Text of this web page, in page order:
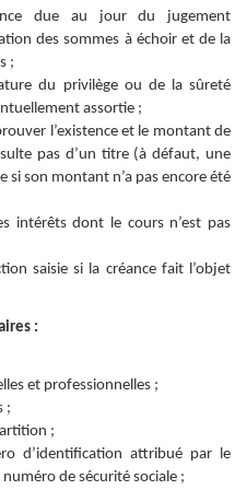
due au jour du jugement
des sommes à échoir et de la
;
du privilège ou de la sûreté
assortie ;
l’existence et le montant de
pas d’un titre (à défaut, une
si son montant n’a pas encore été
intérêts dont le cours n’est pas
saisie si la créance fait l’objet
:
et professionnelles ;
;
;
d’identification attribué par le
de sécurité sociale ;